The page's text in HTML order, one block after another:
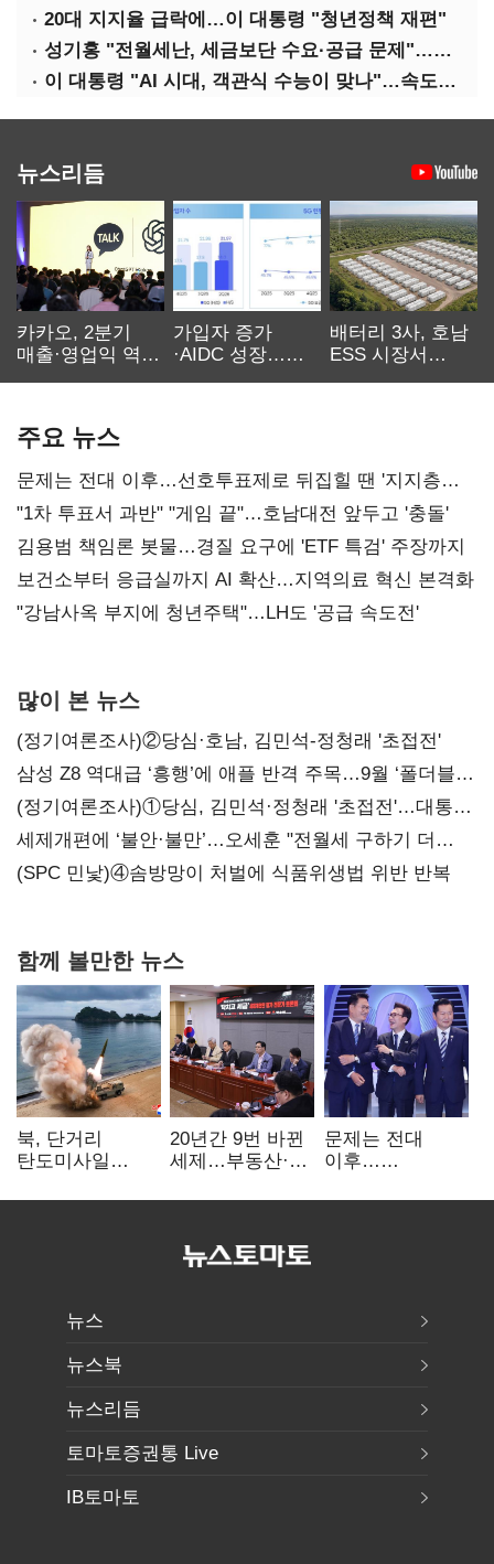
20대 지지율 급락에…이 대통령 "청년정책 재편"
성기홍 "전월세난, 세금보단 수요·공급 문제"…닥공 시사
이 대통령 "AI 시대, 객관식 수능이 맞나"…속도전 '경계'
뉴스리듬
카카오, 2분기
매출·영업익 역대
가입자 증가
·AIDC 성장…
배터리 3사, 호남
ESS 시장서
주요 뉴스
문제는 전대 이후…선호투표제로 뒤집힐 땐 '지지층
불복'
"1차 투표서 과반" "게임 끝"…호남대전 앞두고 '충돌'
김용범 책임론 봇물…경질 요구에 'ETF 특검' 주장까지
보건소부터 응급실까지 AI 확산…지역의료 혁신 본격화
"강남사옥 부지에 청년주택"…LH도 '공급 속도전'
많이 본 뉴스
(정기여론조사)②당심·호남, 김민석-정청래 '초접전'
삼성 Z8 역대급 ‘흥행’에 애플 반격 주목…9월 ‘폴더블
대전’
(정기여론조사)①당심, 김민석·정청래 '초접전'…대통령
지지도 '50% 아래로'(종합)
세제개편에 ‘불안·불만’…오세훈 "전월세 구하기 더
힘들어질 것"
(SPC 민낯)④솜방망이 처벌에 식품위생법 위반 반복
함께 볼만한 뉴스
북, 단거리
탄도미사일
"즉각 중단 촉구"
20년간 9번 바뀐
세제…부동산·
건드렸다
문제는 전대
이후…
뒤집힐 땐
뉴스
뉴스북
뉴스리듬
토마토증권통 Live
IB토마토